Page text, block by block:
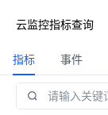
云监控指标查询
指标 事件